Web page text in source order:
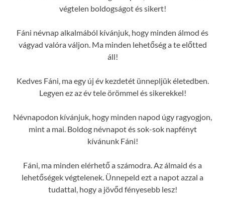
végtelen boldogságot és sikert!
Fáni névnap alkalmából kívánjuk, hogy minden álmod és
vágyad valóra váljon. Ma minden lehetőség a te előtted
áll!
Kedves Fáni, ma egy új év kezdetét ünnepljük életedben.
Legyen ez az év tele örömmel és sikerekkel!
Névnapodon kívánjuk, hogy minden napod úgy ragyogjon,
mint a mai. Boldog névnapot és sok-sok napfényt
kívánunk Fáni!
Fáni, ma minden elérhető a számodra. Az álmaid és a
lehetőségek végtelenek. Ünnepeld ezt a napot azzal a
tudattal, hogy a jövőd fényesebb lesz!